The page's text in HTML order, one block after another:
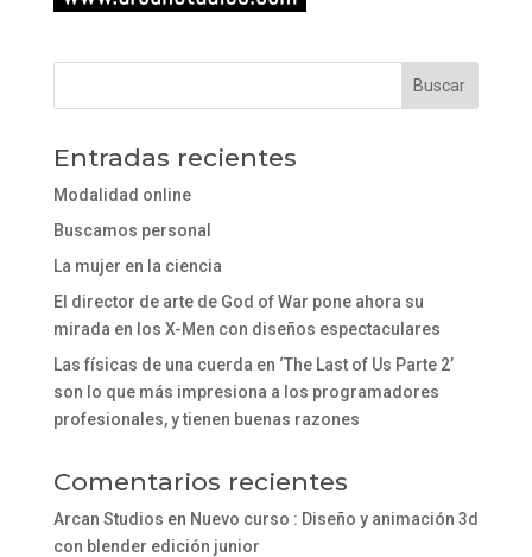
Entradas recientes
Modalidad online
Buscamos personal
La mujer en la ciencia
El director de arte de God of War pone ahora su
mirada en los X-Men con diseños espectaculares
Las físicas de una cuerda en ‘The Last of Us Parte 2’
son lo que más impresiona a los programadores
profesionales, y tienen buenas razones
Comentarios recientes
Arcan Studios en Nuevo curso : Diseño y animación 3d
con blender edición junior